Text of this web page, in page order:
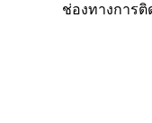
ช่องทางการติ